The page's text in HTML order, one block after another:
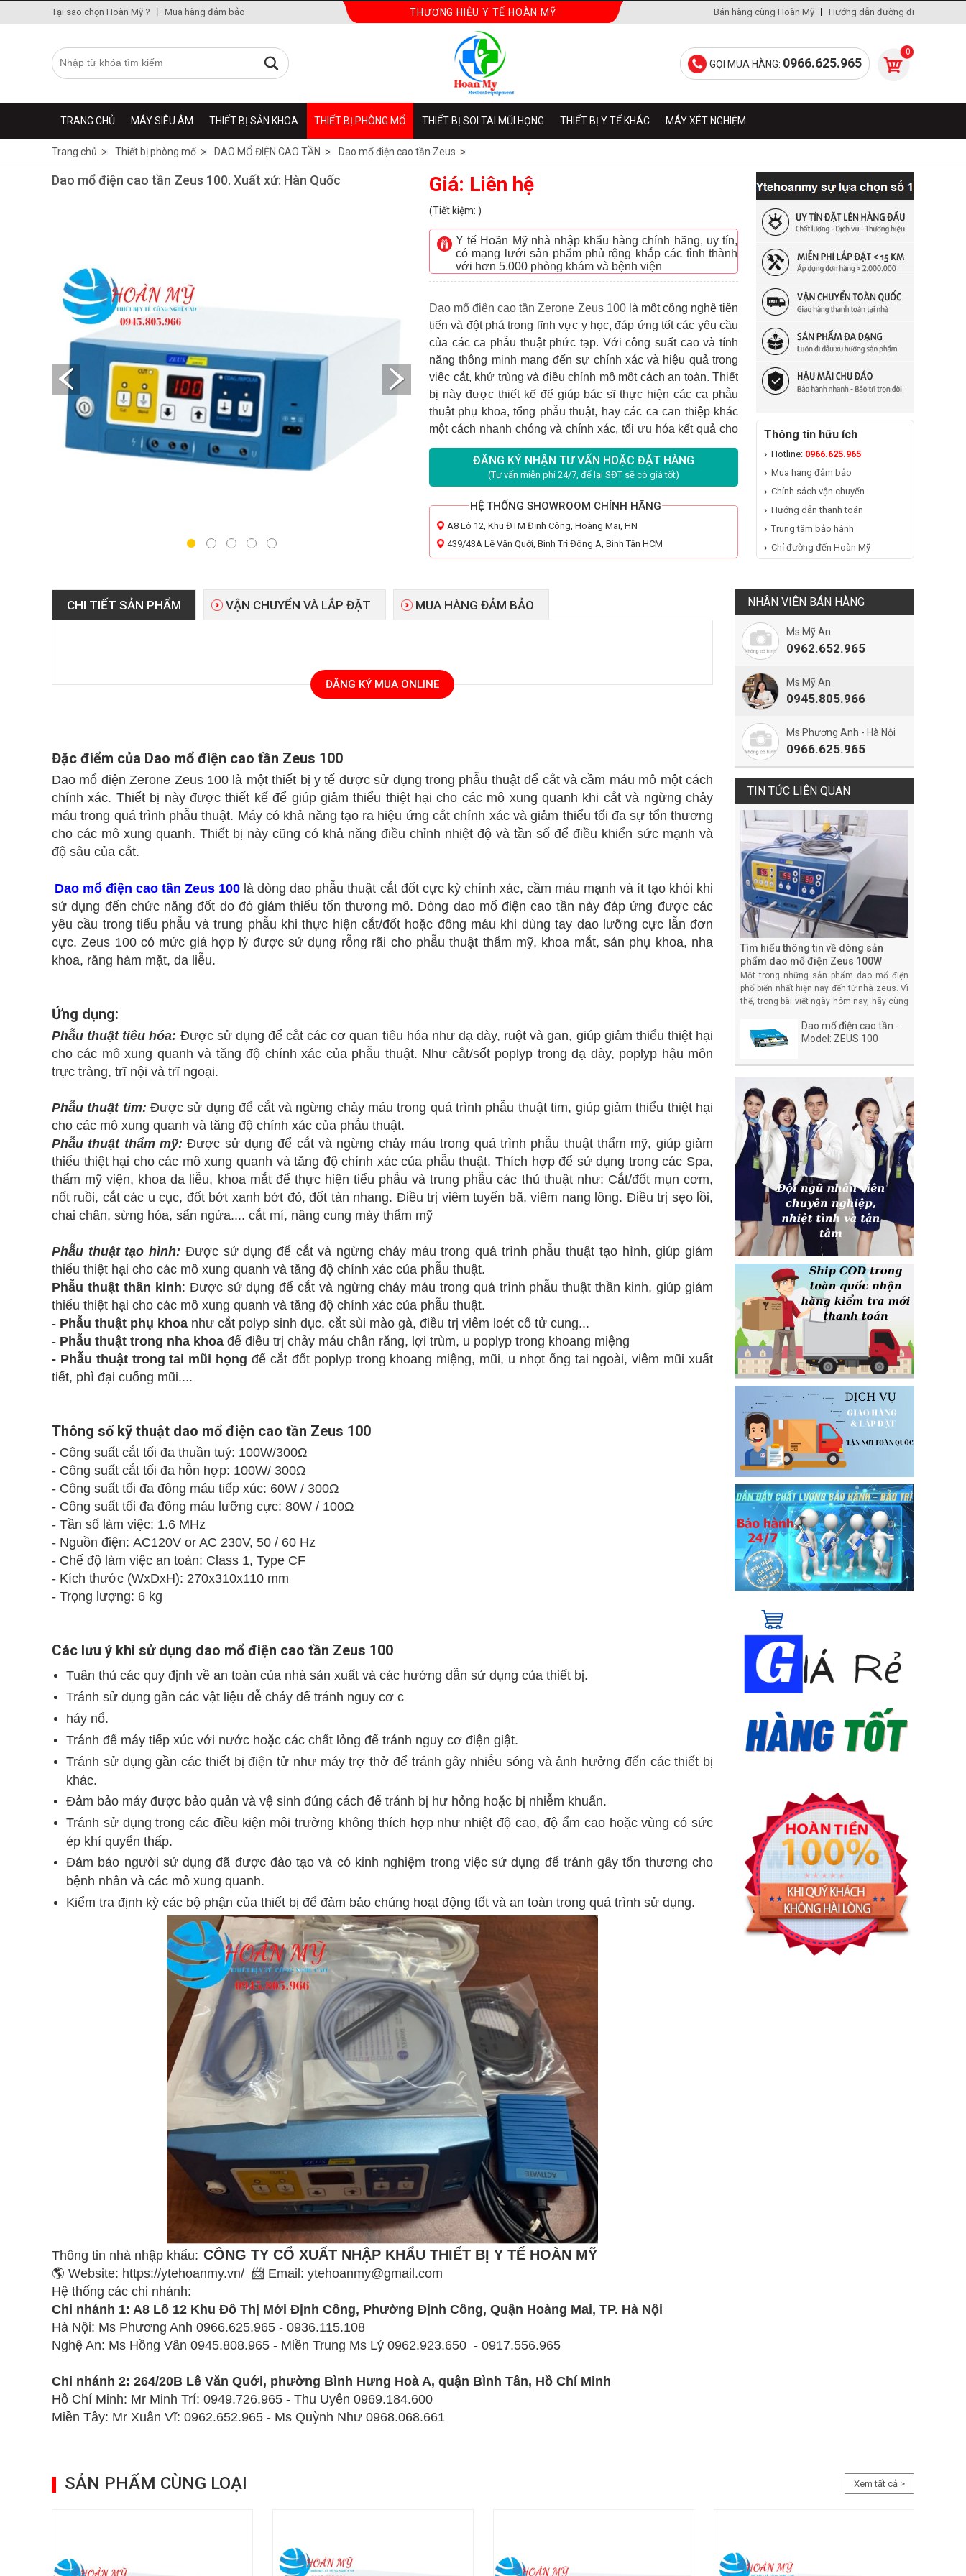
THƯƠNG HIỆU Y TẾ HOÀN MỸ Hướng dẫn đường đi
Bán hàng cùng Hoàn Mỹ
Tại sao chọn Hoàn Mỹ ? Mua hàng đảm bảo
0
GỌI MUA HÀNG: 0966.625.965
TRANG CHỦ MÁY SIÊU ÂM THIẾT BỊ SẢN KHOA THIẾT BỊ PHÒNG MỔ THIẾT BỊ SOI TAI MŨI HỌNG THIẾT BỊ Y TẾ KHÁC MÁY XÉT NGHIỆM
Trang chủ Thiết bị phòng mổ DAO MỔ ĐIỆN CAO TẦN Dao mổ điện cao tần Zeus
Dao mổ điện cao tần Zeus 100. Xuất xứ: Hàn Quốc Giá: Liên hệ
(Tiết kiệm: )
Y tế Hoãn Mỹ nhà nhập khẩu hàng chính hãng, uy tín,
có mạng lưới sản phẩm phủ rộng khắp các tỉnh thành
với hơn 5.000 phòng khám và bệnh viện
Dao mổ điện cao tần Zerone Zeus 100là một công nghệ tiên
tiến và đột phá trong lĩnh vực y học, đáp ứng tốt các yêu cầu
của các ca phẫu thuật phức tạp. Với công suất cao và tính
năng thông minh mang đến sự chính xác và hiệu quả trong
việc cắt, khử trùng và điều chỉnh mô một cách an toàn. Thiết
bị này được thiết kế để giúp bác sĩ thực hiện các ca phẫu
thuật phụ khoa, tổng phẫu thuật, hay các ca can thiệp khác
một cách nhanh chóng và chính xác, tối ưu hóa kết quả cho
bệnh nhân và tạo điều kiện thuận lợi cho người mổ.
ĐĂNG KÝ NHẬN TƯ VẤN HOẶC ĐẶT HÀNG
(Tư vấn miễn phí 24/7, để lại SĐT sẽ có giá tốt)
HỆ THỐNG SHOWROOM CHÍNH HÃNG
A8 Lô 12, Khu ĐTM Định Công, Hoàng Mai, HN
439/43A Lê Văn Quới, Bình Trị Đông A, Bình Tân HCM
Thông tin hữu ích
Hotline: 0966.625.965
Mua hàng đảm bảo
Chính sách vận chuyển
Hướng dẫn thanh toán
Trung tâm bảo hành
Chỉ đường đến Hoàn Mỹ
CHI TIẾT SẢN PHẨM VẬN CHUYỂN VÀ LẮP ĐẶT MUA HÀNG ĐẢM BẢO
ĐĂNG KÝ MUA ONLINE
Đặc điểm của Dao mổ điện cao tần Zeus 100
Dao mổ điện Zerone Zeus 100 là một thiết bị y tế được sử dụng trong phẫu thuật để cắt và cầm máu mô một cách
chính xác. Thiết bị này được thiết kế để giúp giảm thiểu thiệt hại cho các mô xung quanh khi cắt và ngừng chảy
máu trong quá trình phẫu thuật. Máy có khả năng tạo ra hiệu ứng cắt chính xác và giảm thiểu tối đa sự tổn thương
cho các mô xung quanh. Thiết bị này cũng có khả năng điều chỉnh nhiệt độ và tần số để điều khiển sức mạnh và
độ sâu của cắt.
Dao mổ điện cao tần Zeus 100 là dòng dao phẫu thuật cắt đốt cực kỳ chính xác, cầm máu mạnh và ít tạo khói khi
sử dụng đến chức năng đốt do đó giảm thiểu tổn thương mô. Dòng dao mổ điện cao tần này đáp ứng được các
yêu cầu trong tiểu phẫu và trung phẫu khi thực hiện cắt/đốt hoặc đông máu khi dùng tay dao lưỡng cực lẫn đơn
cực. Zeus 100 có mức giá hợp lý được sử dụng rỗng rãi cho phẫu thuật thẩm mỹ, khoa mắt, sản phụ khoa, nha
khoa, răng hàm mặt, da liễu.
Ứng dụng:
Phẫu thuật tiêu hóa: Được sử dụng để cắt các cơ quan tiêu hóa như dạ dày, ruột và gan, giúp giảm thiểu thiệt hại
cho các mô xung quanh và tăng độ chính xác của phẫu thuật. Như cắt/sốt poplyp trong dạ dày, poplyp hậu môn
trực tràng, trĩ nội và trĩ ngoại.
Phẫu thuật tim: Được sử dụng để cắt và ngừng chảy máu trong quá trình phẫu thuật tim, giúp giảm thiểu thiệt hại
cho các mô xung quanh và tăng độ chính xác của phẫu thuật.
Phẫu thuật thẩm mỹ:Được sử dụng để cắt và ngừng chảy máu trong quá trình phẫu thuật thẩm mỹ, giúp giảm
thiểu thiệt hại cho các mô xung quanh và tăng độ chính xác của phẫu thuật. Thích hợp để sử dụng trong các Spa,
thẩm mỹ viện, khoa da liễu, khoa mắt để thực hiện tiểu phẫu và trung phẫu các thủ thuật như: Cắt/đốt mụn cơm,
nốt ruồi, cắt các u cục, đốt bớt xanh bớt đỏ, đốt tàn nhang. Điều trị viêm tuyến bã, viêm nang lông. Điều trị sẹo lồi,
chai chân, sừng hóa, sẩn ngứa.... cắt mí, nâng cung mày thẩm mỹ
Phẫu thuật tạo hình: Được sử dụng để cắt và ngừng chảy máu trong quá trình phẫu thuật tạo hình, giúp giảm
thiểu thiệt hại cho các mô xung quanh và tăng độ chính xác của phẫu thuật.
Phẫu thuật thần kinh: Được sử dụng để cắt và ngừng chảy máu trong quá trình phẫu thuật thần kinh, giúp giảm
thiểu thiệt hại cho các mô xung quanh và tăng độ chính xác của phẫu thuật.
- Phẫu thuật phụ khoa như cắt polyp sinh dục, cắt sùi mào gà, điều trị viêm loét cổ tử cung...
- Phẫu thuật trong nha khoa để điều trị chảy máu chân răng, lợi trùm, u poplyp trong khoang miệng
- Phẫu thuật trong tai mũi họng để cắt đốt poplyp trong khoang miệng, mũi, u nhọt ống tai ngoài, viêm mũi xuất
tiết, phì đại cuống mũi....
Thông số kỹ thuật dao mổ điện cao tần Zeus 100
- Công suất cắt tối đa thuần tuý: 100W/300Ω
- Công suất cắt tối đa hỗn hợp: 100W/ 300Ω
- Công suất tối đa đông máu tiếp xúc: 60W / 300Ω
- Công suất tối đa đông máu lưỡng cực: 80W / 100Ω
- Tần số làm việc: 1.6 MHz
- Nguồn điện: AC120V or AC 230V, 50 / 60 Hz
- Chế độ làm việc an toàn: Class 1, Type CF
- Kích thước (WxDxH): 270x310x110 mm
- Trọng lượng: 6 kg
Các lưu ý khi sử dụng dao mổ điện cao tần Zeus 100
Tuân thủ các quy định về an toàn của nhà sản xuất và các hướng dẫn sử dụng của thiết bị.
Tránh sử dụng gần các vật liệu dễ cháy để tránh nguy cơ c
háy nổ.
Tránh để máy tiếp xúc với nước hoặc các chất lỏng để tránh nguy cơ điện giật.
Tránh sử dụng gần các thiết bị điện tử như máy trợ thở để tránh gây nhiễu sóng và ảnh hưởng đến các thiết bị
khác.
Đảm bảo máy được bảo quản và vệ sinh đúng cách để tránh bị hư hỏng hoặc bị nhiễm khuẩn.
Tránh sử dụng trong các điều kiện môi trường không thích hợp như nhiệt độ cao, độ ẩm cao hoặc vùng có sức
ép khí quyển thấp.
Đảm bảo người sử dụng đã được đào tạo và có kinh nghiệm trong việc sử dụng để tránh gây tổn thương cho
bệnh nhân và các mô xung quanh.
Kiểm tra định kỳ các bộ phận của thiết bị để đảm bảo chúng hoạt động tốt và an toàn trong quá trình sử dụng.
Thông tin nhà nhập khẩu: CÔNG TY CỔ XUẤT NHẬP KHẨU THIẾT BỊ Y TẾ HOÀN MỸ
🌎 Website: https://ytehoanmy.vn/ 📨 Email: ytehoanmy@gmail.com
Hệ thống các chi nhánh:
Chi nhánh 1: A8 Lô 12 Khu Đô Thị Mới Định Công, Phường Định Công, Quận Hoàng Mai, TP. Hà Nội
Hà Nội: Ms Phương Anh 0966.625.965 - 0936.115.108
Nghệ An: Ms Hồng Vân 0945.808.965 - Miền Trung Ms Lý 0962.923.650 - 0917.556.965
Chi nhánh 2: 264/20B Lê Văn Quới, phường Bình Hưng Hoà A, quận Bình Tân, Hồ Chí Minh
Hồ Chí Minh: Mr Minh Trí: 0949.726.965 - Thu Uyên 0969.184.600
Miền Tây: Mr Xuân Vĩ: 0962.652.965 - Ms Quỳnh Như 0968.068.661
NHÂN VIÊN BÁN HÀNG
Ms Mỹ An
0962.652.965
Ms Mỹ An
0945.805.966
Ms Phương Anh - Hà Nội
0966.625.965
TIN TỨC LIÊN QUAN
Tìm hiểu thông tin về dòng sản
phẩm dao mổ điện Zeus 100W
Korea
Một trong những sản phẩm dao mổ điện
phổ biến nhất hiện nay đến từ nhà zeus. Vì
thế, trong bài viết ngày hôm nay, hãy cùng
dao mổ điện Zeus 100W Korea uy tín nhấ
Dao mổ điện cao tần -
Model: ZEUS 100
Xem tất cả >
SẢN PHẨM CÙNG LOẠI